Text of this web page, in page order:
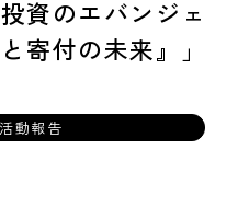
資のエバンジェ
寄付の未来』」
活動報告